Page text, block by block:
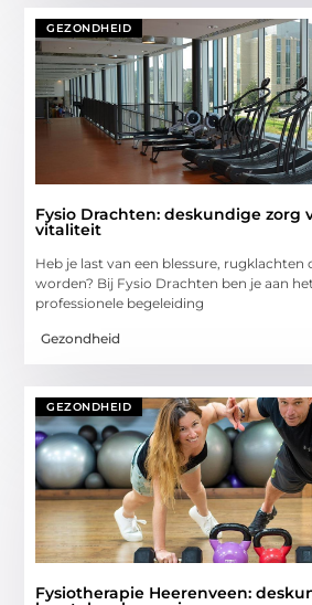
GEZONDHEID
Fysio Drachten: deskundige zorg
vitaliteit
Heb je last van een blessure,
worden? Bij Fysio Drachten ben je aan
professionele begeleiding
Gezondheid
GEZONDHEID
Fysiotherapie Heerenveen: